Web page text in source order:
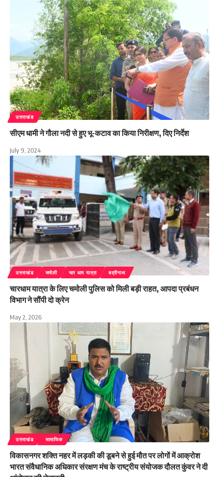
उत्तराखंड
सीएम धामी ने गौला नदी से हुए भू-कटाव का किया निरीक्षण, दिए निर्देश
July 9, 2024
उत्तराखंड चमोली चार धाम यात्रा बद्रीनाथ
चारधाम यात्रा के लिए चमोली पुलिस को मिली बड़ी राहत, आपदा प्रबंधन
विभाग ने सौंपी दो क्रेन
May 2, 2026
उत्तराखंड सामाजिक
विकासनगर शक्ति नहर में लड़की की डूबने से हुई मौत पर लोगों में आक्रोश
भारत संवैधानिक अधिकार संरक्षण मंच के राष्ट्रीय संयोजक दौलत कुंवर ने दी